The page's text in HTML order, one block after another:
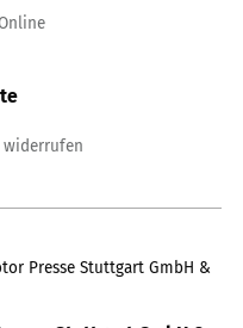
widerrufen
Presse Stuttgart GmbH &